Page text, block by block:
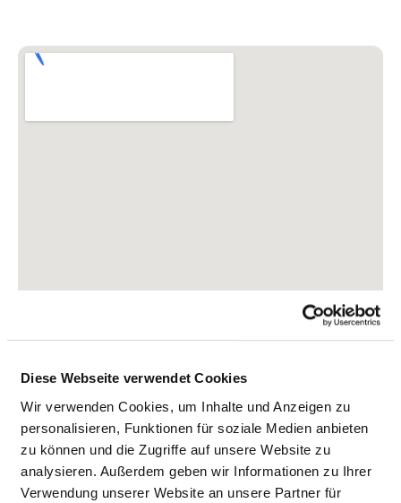
Diese Webseite verwendet Cookies
Wir verwenden Cookies, um Inhalte und Anzeigen zu
personalisieren, Funktionen für soziale Medien anbieten
zu können und die Zugriffe auf unsere Website zu
analysieren. Außerdem geben wir Informationen zu Ihrer
Verwendung unserer Website an unsere Partner für
Sauerbruchstr. 6
86179 Augsburg
Tel.:0821-400-01
Mail:ed.grubsgua-ku@ofni